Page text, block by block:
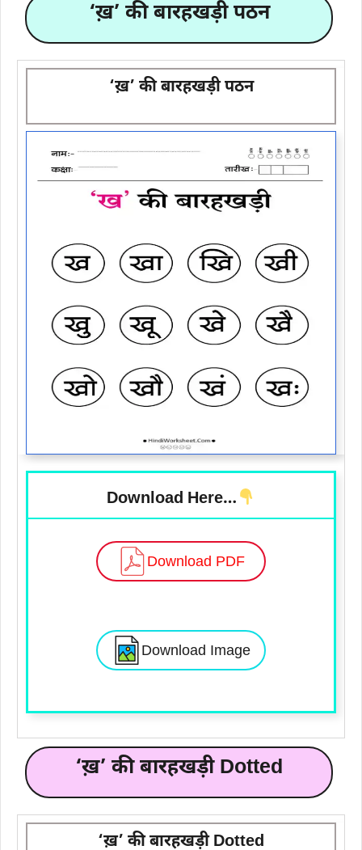
‘ख़’ की बारहखड़ी पठन
‘ख़’ की बारहखड़ी पठन
Download Here…
Download PDF
Download Image
‘ख़’ की बारहखड़ी Dotted
‘ख़’ की बारहखड़ी Dotted